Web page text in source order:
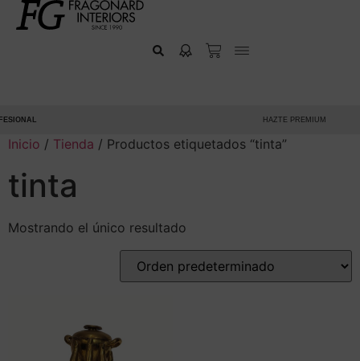
HAZTE PREMIUM
Inicio / Tienda / Productos etiquetados “tinta”
tinta
Mostrando el único resultado